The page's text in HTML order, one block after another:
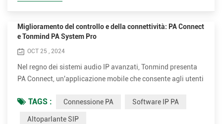
Miglioramento del controllo e della connettività: PA Connect
e Tonmind PA System Pro
OCT 25 , 2024
Nel regno dei sistemi audio IP avanzati, Tonmind presenta
PA Connect, un'applicazione mobile che consente agli utenti
anche il Tonmind IP PA software. Con la sua vasta gamma
di funzionalità, PA Connect offre una perfetta integrazione e
TAGS : Connessione PA Software IP PA
Altoparlante SIP